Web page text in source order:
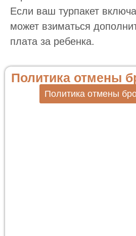
Если ваш турпакет
может взиматься
плата за ребенка.
Политика отмены
Политика отмены